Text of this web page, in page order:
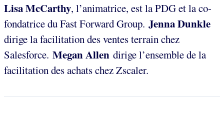
Lisa McCarthy, l’animatrice, est la PDG et la co-
fondatrice du Fast Forward Group. Jenna Dunkle
dirige la facilitation des ventes terrain chez
Salesforce. Megan Allen dirige l’ensemble de la
facilitation des achats chez Zscaler.